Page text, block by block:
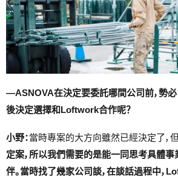
―ASNOVA在決定要委託哪間公司前，勢必
後決定選擇和Loftwork合作呢？
小野：當時專案的大方向雖然已經決定了，但
定案，所以我們需要的是能一同思考具體
伴。當時找了幾家公司談，在談話過程中，